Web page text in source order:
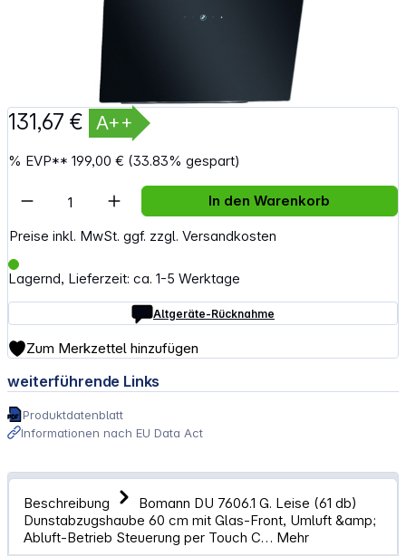
131,67 € A++
% EVP**199,00 € (33.83% gespart)
Preise inkl. MwSt. ggf. zzgl. Versandkosten
Lagernd, Lieferzeit: ca. 1-5 Werktage
Altgeräte-Rücknahme
Artikel Anzahl: Gib den gewünschten
In den Warenkorb
Zum Merkzettel hinzufügen
weiterführende Links
Produktdatenblatt
Informationen nach EU Data Act
Beschreibung
Bomann DU 7606.1 G. Leise (61 db)
Dunstabzugshaube 60 cm mit Glas-Front, Umluft &amp;
Abluft-Betrieb Steuerung per Touch C… Mehr